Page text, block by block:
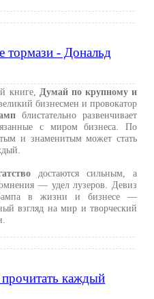
тормази - Дональд
книге, Думай по крупному и
великий бизнесмен и провокатор
блистательно развенчивает
с миром бизнеса. По
и знаменитым может стать
достаются сильным, а
— удел лузеров. Девиз
в жизни и бизнесе —
взгляд на мир и творческий
каждый